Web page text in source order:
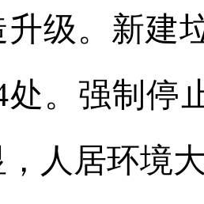
升级。新建
处。强制停
人居环境